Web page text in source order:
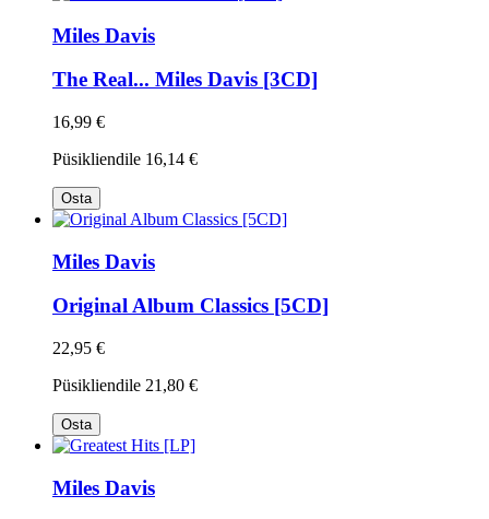
Miles Davis
The Real... Miles Davis [3CD]
16,99 €
Püsikliendile 16,14 €
Osta
Miles Davis
Original Album Classics [5CD]
22,95 €
Püsikliendile 21,80 €
Osta
Miles Davis